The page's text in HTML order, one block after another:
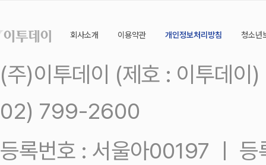
회사소개 이용약관 개인정보처리방침 청소년
(주)이투데이 (제호 : 이투데
02) 799-2600
등록번호 : 서울아00197 ㅣ